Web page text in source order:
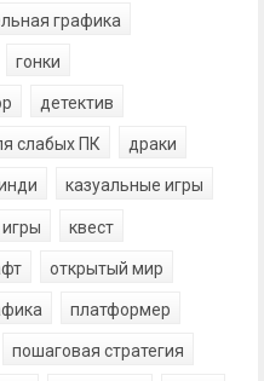
графика
гонки
детектив
слабых ПК драки
казуальные игры
квест
открытый мир
платформер
пошаговая стратегия